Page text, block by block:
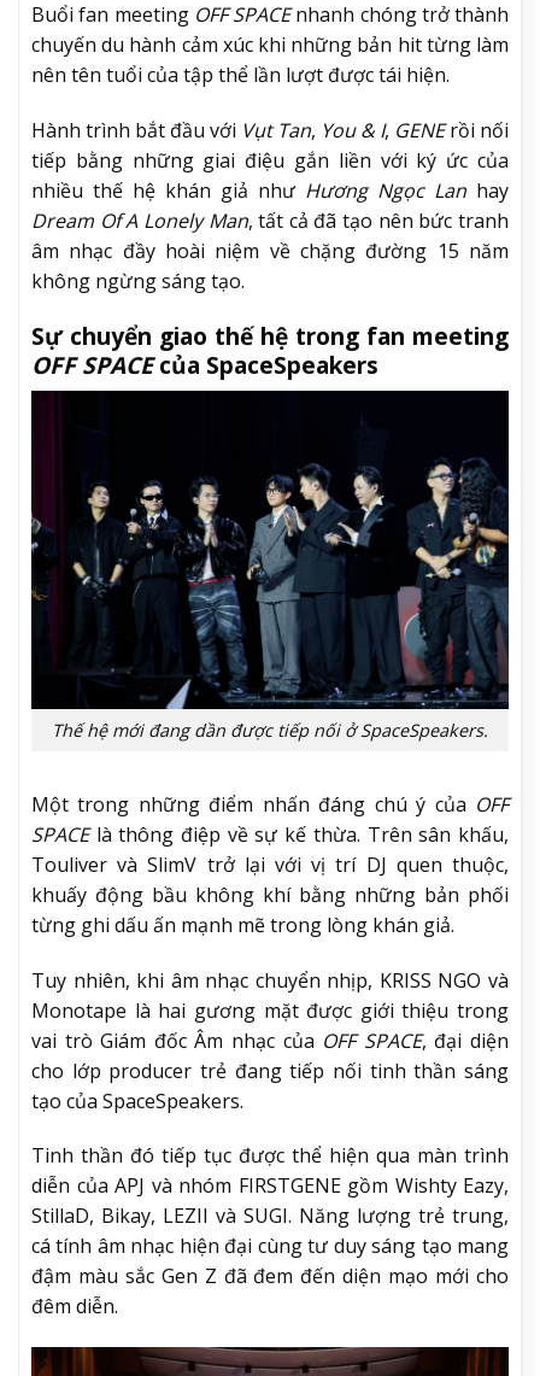
Buổi fan meeting OFF SPACEnhanh chóng trở thành
chuyến du hành cảm xúc khi những bản hit từng làm
nên tên tuổi của tập thể lần lượt được tái hiện.
Hành trình bắt đầu với Vụt Tan, You & I, GENErồi nối
tiếp bằng những giai điệu gắn liền với ký ức của
nhiều thế hệ khán giả như Hương Ngọc Lan hay
Dream Of A Lonely Man, tất cả đã tạo nên bức tranh
âm nhạc đầy hoài niệm về chặng đường 15 năm
không ngừng sáng tạo.
Sự chuyển giao thế hệ trong fan meeting
OFF SPACEcủa SpaceSpeakers
Thế hệ mới đang dần được tiếp nối ở SpaceSpeakers.
Một trong những điểm nhấn đáng chú ý của OFF
SPACElà thông điệp về sự kế thừa. Trên sân khấu,
Touliver và SlimV trở lại với vị trí DJ quen thuộc,
khuấy động bầu không khí bằng những bản phối
từng ghi dấu ấn mạnh mẽ trong lòng khán giả.
Tuy nhiên, khi âm nhạc chuyển nhịp, KRISS NGO và
Monotape là hai gương mặt được giới thiệu trong
vai trò Giám đốc Âm nhạc của OFF SPACE, đại diện
cho lớp producer trẻ đang tiếp nối tinh thần sáng
tạo của SpaceSpeakers.
Tinh thần đó tiếp tục được thể hiện qua màn trình
diễn của APJ và nhóm FIRSTGENE gồm Wishty Eazy,
StillaD, Bikay, LEZII và SUGI. Năng lượng trẻ trung,
cá tính âm nhạc hiện đại cùng tư duy sáng tạo mang
đậm màu sắc Gen Z đã đem đến diện mạo mới cho
đêm diễn.